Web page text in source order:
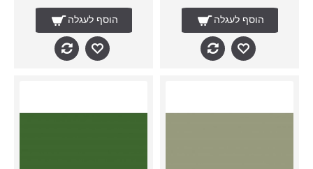
הוסף לעגלה הוסף לעגלה